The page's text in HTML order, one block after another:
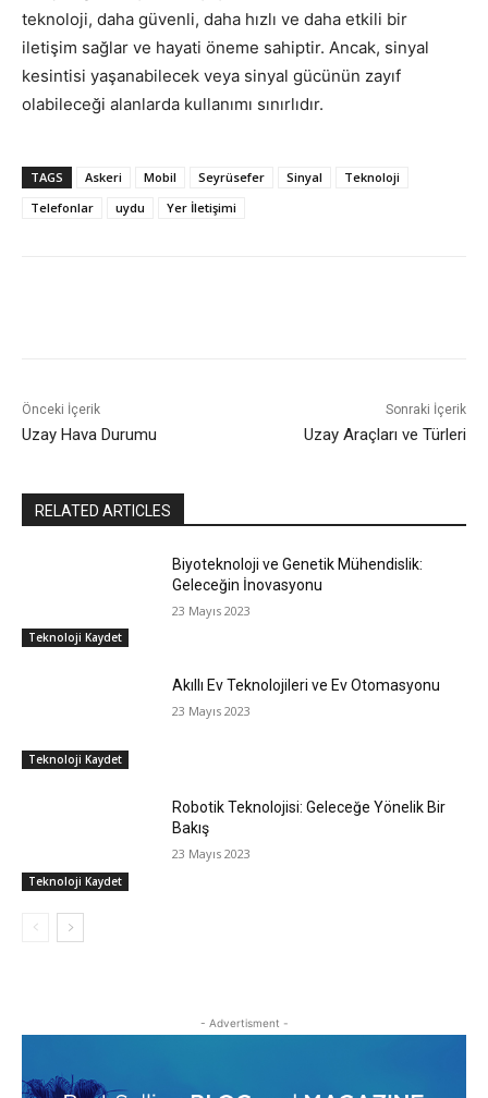
teknoloji, daha güvenli, daha hızlı ve daha etkili bir
iletişim sağlar ve hayati öneme sahiptir. Ancak, sinyal
kesintisi yaşanabilecek veya sinyal gücünün zayıf
olabileceği alanlarda kullanımı sınırlıdır.
TAGS Askeri Mobil Seyrüsefer Sinyal
Teknoloji
Telefonlar
uydu Yer İletişimi
Önceki İçerik
Uzay Hava Durumu
Sonraki İçerik
Uzay Araçları ve Türleri
RELATED ARTICLES
Teknoloji Kaydet
Biyoteknoloji ve Genetik Mühendislik:
Geleceğin İnovasyonu
23 Mayıs 2023
Teknoloji Kaydet
Akıllı Ev Teknolojileri ve Ev Otomasyonu
23 Mayıs 2023
Teknoloji Kaydet
Robotik Teknolojisi: Geleceğe Yönelik Bir
Bakış
23 Mayıs 2023
- Advertisment -